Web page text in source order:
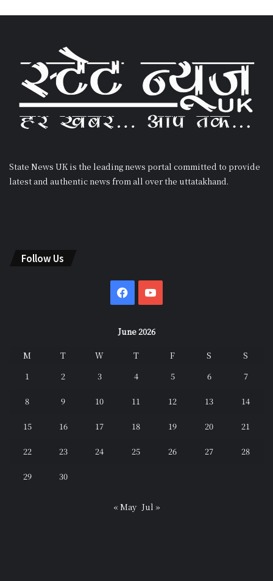
State News UK is the leading news portal committed to provide
latest and authentic news from all over the uttatakhand.
Follow Us
Facebook
June 2026
M T W T F S
S
1
2 3 4 5 6 7
8 9 10 11 12 13 14
15 16 17 18 19 20 21
22 23 24 25 26 27 28
29 30
« May Jul »